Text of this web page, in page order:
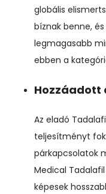
globális
bíznak benne,
legmagasabb
ebben a
Hozzáadott
Az eladó
teljesítményt
párkapcsolatok
Medical
képesek